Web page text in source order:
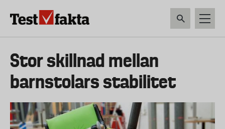
Huvudmeny
ny
Stor skillnad mellan
barnstolars stabilitet